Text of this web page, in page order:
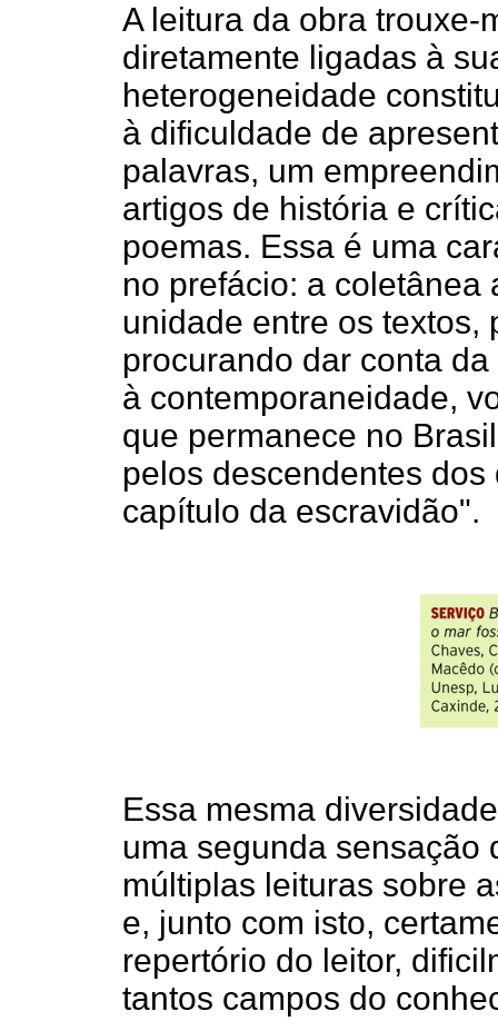
A leitura da obra trouxe-
diretamente ligadas à
heterogeneidade
à dificuldade de
palavras, um
artigos de história e
poemas. Essa é uma
no prefácio: a coletânea
unidade entre os textos,
procurando dar conta
à contemporaneidade,
que permanece no
pelos descendentes
capítulo da escravidão".
Essa mesma
uma segunda sensação
múltiplas leituras sobre
e, junto com isto,
repertório do leitor,
tantos campos do